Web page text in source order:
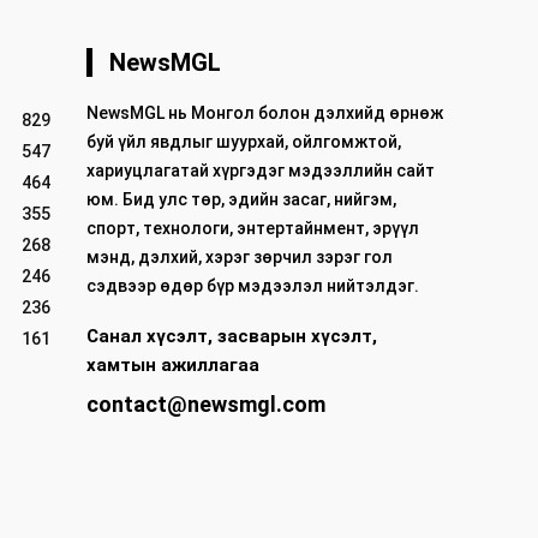
829
547
464
355
268
246
236
161
NewsMGL
NewsMGL нь Монгол болон дэлхийд өрнөж
буй үйл явдлыг шуурхай, ойлгомжтой,
хариуцлагатай хүргэдэг мэдээллийн сайт
юм. Бид улс төр, эдийн засаг, нийгэм,
спорт, технологи, энтертайнмент, эрүүл
мэнд, дэлхий, хэрэг зөрчил зэрэг гол
сэдвээр өдөр бүр мэдээлэл нийтэлдэг.
Санал хүсэлт, засварын хүсэлт,
хамтын ажиллагаа
contact@newsmgl.com